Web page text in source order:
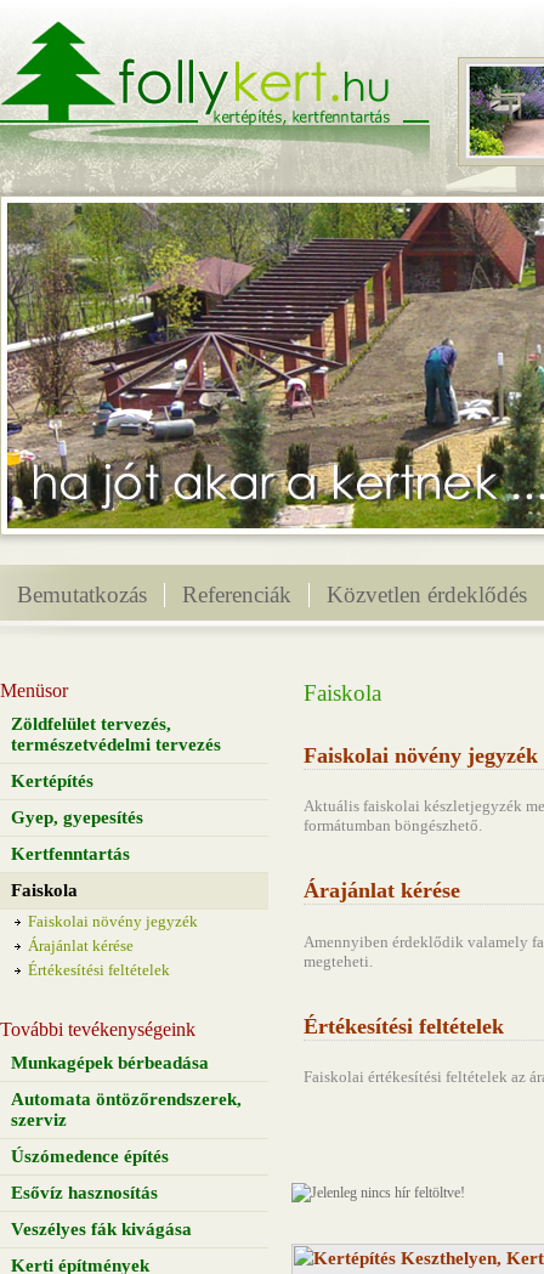
Bemutatkozás Referenciák Közvetlen érdeklődés
Menüsor
Zöldfelület tervezés,
természetvédelmi tervezés
Kertépítés
Gyep, gyepesítés
Kertfenntartás
Faiskola
Faiskolai növény jegyzék
Árajánlat kérése
Értékesítési feltételek
További tevékenységeink
Munkagépek bérbeadása
Automata öntözőrendszerek,
szerviz
Úszómedence építés
Esővíz hasznosítás
Veszélyes fák kivágása
Kerti építmények
Faiskola
Faiskolai növény jegyzék
Aktuális faiskolai készletjegyzék
formátumban böngészhető.
Árajánlat kérése
Amennyiben érdeklődik valamely
megteheti.
Értékesítési feltételek
Faiskolai értékesítési feltételek az